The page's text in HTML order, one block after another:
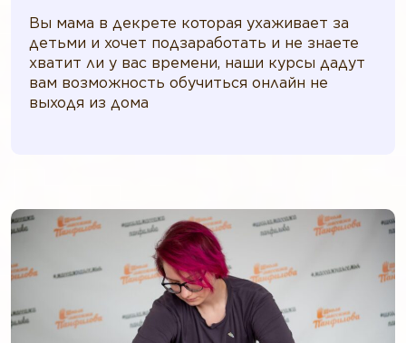
Вы мама в декрете которая ухаживает за
детьми и хочет подзаработать и не знаете
хватит ли у вас времени, наши курсы дадут
вам возможность обучиться онлайн не
выходя из дома